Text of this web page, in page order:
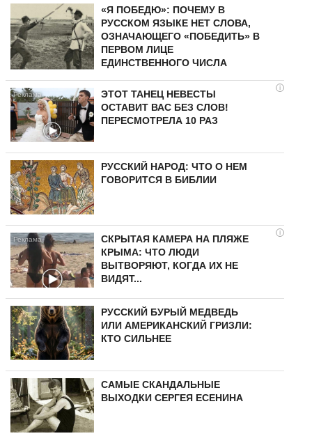
«Я ПОБЕДЮ»: ПОЧЕМУ В
РУССКОМ ЯЗЫКЕ НЕТ СЛОВА,
ОЗНАЧАЮЩЕГО «ПОБЕДИТЬ» В
ПЕРВОМ ЛИЦЕ
ЕДИНСТВЕННОГО ЧИСЛА
i
ЭТОТ ТАНЕЦ НЕВЕСТЫ
ОСТАВИТ ВАС БЕЗ СЛОВ!
ПЕРЕСМОТРЕЛА 10 РАЗ
РУССКИЙ НАРОД: ЧТО О НЕМ
ГОВОРИТСЯ В БИБЛИИ
i
СКРЫТАЯ КАМЕРА НА ПЛЯЖЕ
КРЫМА: ЧТО ЛЮДИ
ВЫТВОРЯЮТ, КОГДА ИХ НЕ
ВИДЯТ...
РУССКИЙ БУРЫЙ МЕДВЕДЬ
ИЛИ АМЕРИКАНСКИЙ ГРИЗЛИ:
КТО СИЛЬНЕЕ
САМЫЕ СКАНДАЛЬНЫЕ
ВЫХОДКИ СЕРГЕЯ ЕСЕНИНА